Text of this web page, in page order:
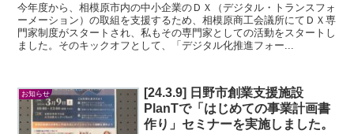
今年度から、相模原市内の中小企業のＤＸ（デジタル・トランスフォ
ーメーション）の取組を支援するため、相模原商工会議所にてＤＸ専
門家制度がスタートされ、私もその専門家としての活動をスタートし
ました。そのキックオフとして、「デジタル化推進フォー...
お知らせ
[24.3.9] 日野市創業支援施設
PlanTで「はじめての事業計画書
作り」セミナーを実施しました。